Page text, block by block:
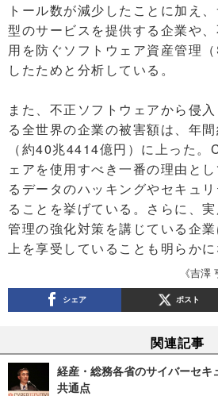
トール数が減少したことに加え
型のサービスを提供する企業や
用を防ぐソフトウェア資産管理
したためと分析している。
また、不正ソフトウェアから侵
る全世界の企業の被害額は、年
（約40兆4414億円）に上った。
ェアを使用すべき一番の理由と
るデータのハッキングやセキュ
ることを挙げている。さらに、
管理の強化対策を講じている企
上を享受していることも明らかに
《吉澤
シェア ポスト
関連記事
経産・総務各省のサイバーセ
共通点